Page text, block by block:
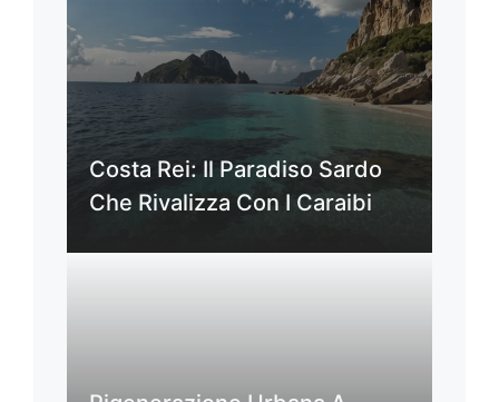
Costa Rei: Il Paradiso Sardo
Che Rivalizza Con I Caraibi